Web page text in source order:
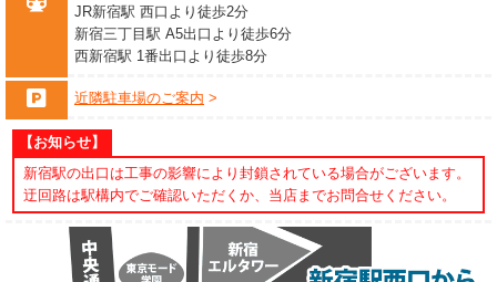
JR新宿駅 西口より徒歩2分
新宿三丁目駅 A5出口より徒歩6分
西新宿駅 1番出口より徒歩8分
近隣駐車場のご案内
【お知らせ】
新宿駅の出口は工事の影響により封鎖されている場合がございます。
迂回路は駅構内でご確認いただくか、当店までお問合せください。